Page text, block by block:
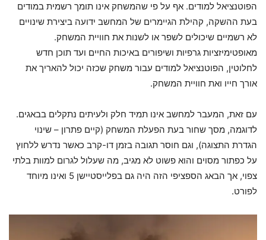
הפוטנציאל למודים. אף על פי שהמשחק אינו תומך רשמית במודים
בעת ההשקה, קהילת הגיימרים של המחשב ידועה ביצירת שינויים
לא רשמיים שיכולים לשפר או לשנות את חוויית המשחק.
מאופטימיזציות גרפיות ושיפורים באיכות החיים ועד תוכן חדש
לחלוטין, הפוטנציאל למודים עבור משחק שכזה יכול להאריך את
אורך חייו ואת חוויית המשחק.
עם זאת, המעבר למחשב אינו תמיד חלק ולעיתים נתקלים בבאגים.
לדוגמה, מסך שחור בעת הפעלת המשחק (קיים פתרון – שינוי
הגדרת התצוגה), וגם חוסר תגובה בזמן דו-קרב כאשר נדרש ללחוץ
על כפתור מסוים והוא פשוט לא מגיב, מה שעלול לגרום למוות בלתי
צפוי, אך הבאג הספציפי הזה היה גם בפלייסטיישן 5 ואינו מיוחד
לפורט.